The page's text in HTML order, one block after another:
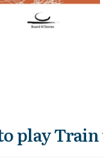
play Train